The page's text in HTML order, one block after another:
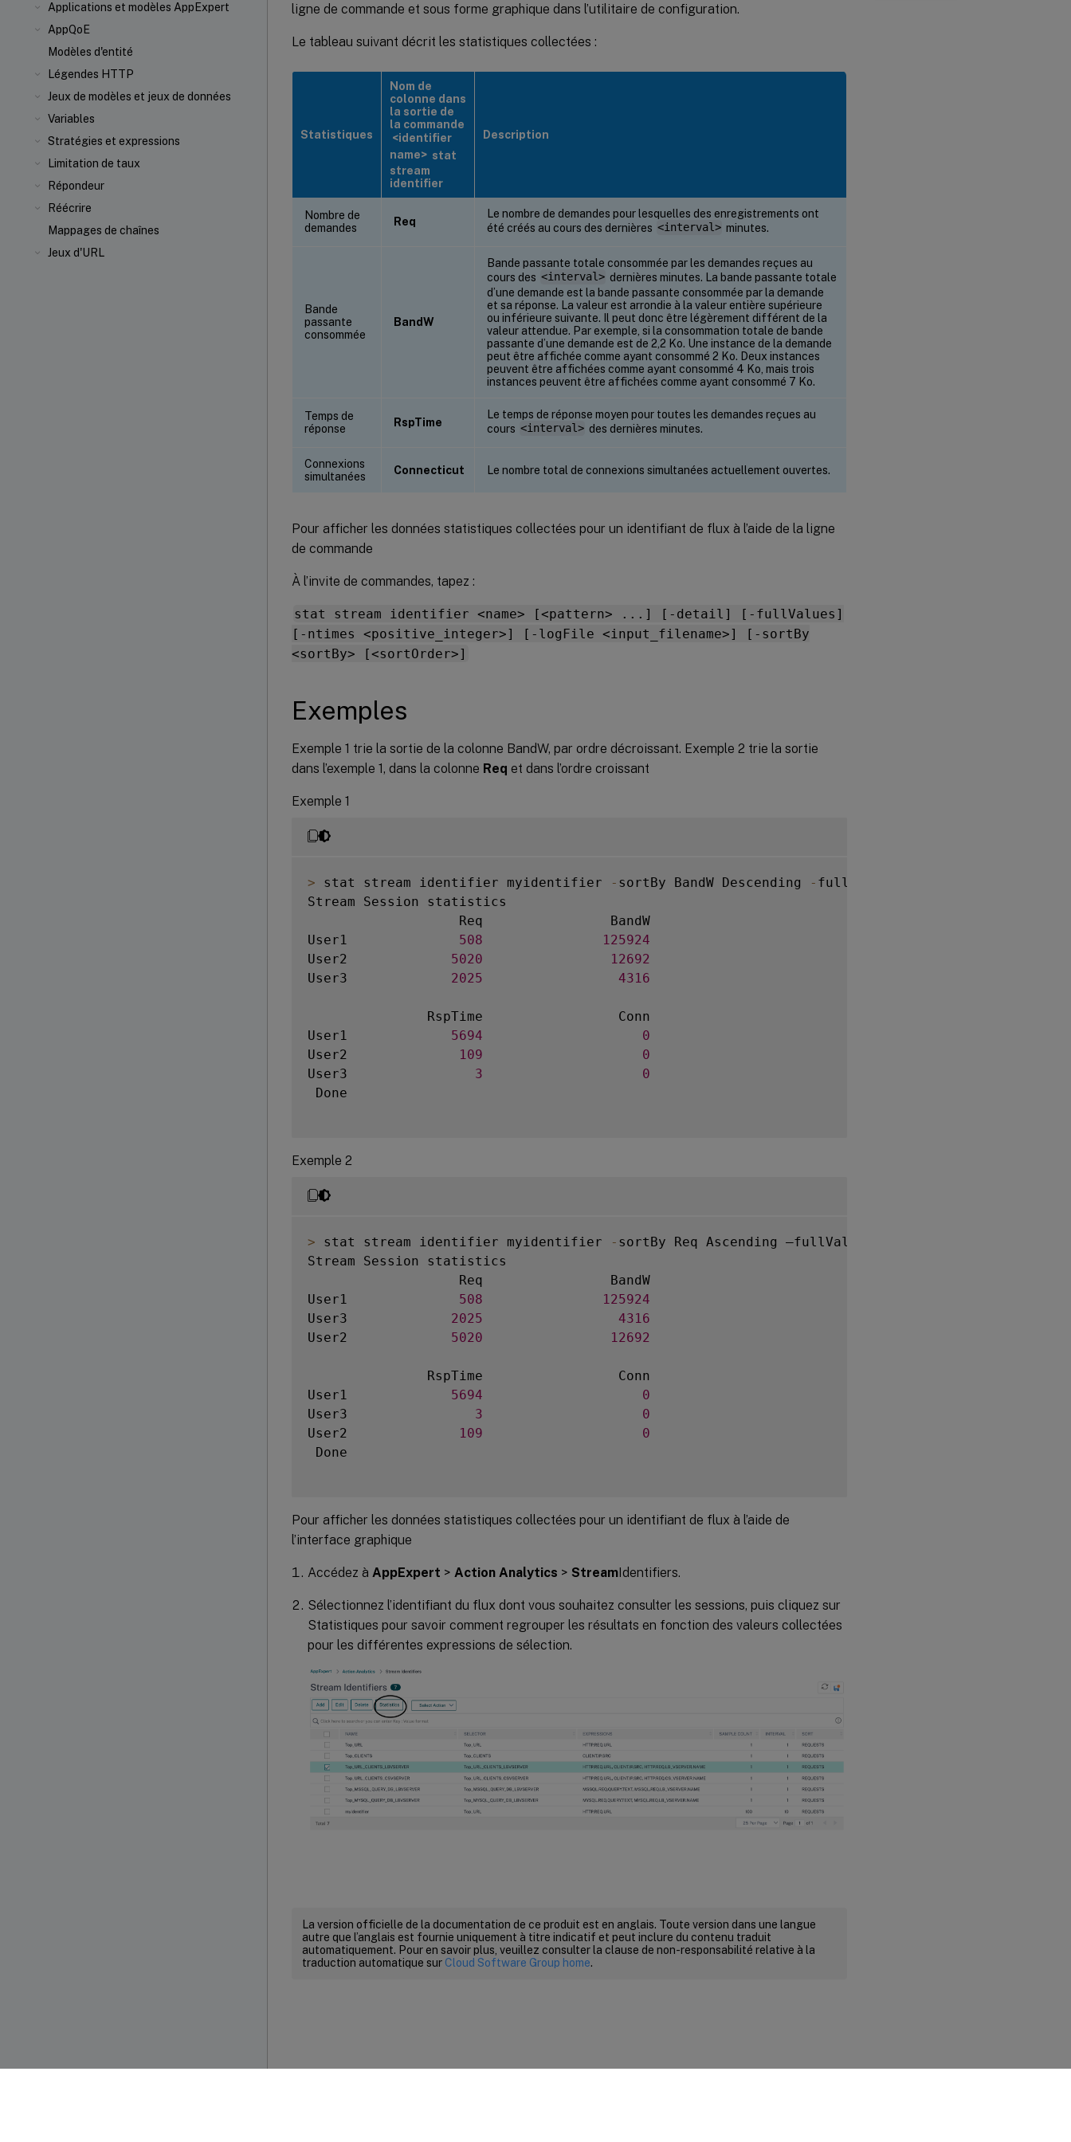
Applications et modèles AppExpert
AppQoE
Modèles d'entité
Légendes HTTP
Jeux de modèles et jeux de données
Variables
Stratégies et expressions
Limitation de taux
Répondeur
Réécrire
Mappages de chaînes
Jeux d'URL
ligne de commande et sous forme graphique dans l’utilitaire de configuration.
Le tableau suivant décrit les statistiques collectées :
Statistiques
Nom de
colonne dans
la sortie de
la commande
<identifier
name> stat
stream
identifier
Description
Nombre de
demandes
Req
Le nombre de demandes pour lesquelles des enregistrements ont
été créés au cours des dernières <interval> minutes.
Bande
passante
consommée
BandW
Bande passante totale consommée par les demandes reçues au
cours des <interval> dernières minutes. La bande passante totale
d’une demande est la bande passante consommée par la demande
et sa réponse. La valeur est arrondie à la valeur entière supérieure
ou inférieure suivante. Il peut donc être légèrement différent de la
valeur attendue. Par exemple, si la consommation totale de bande
passante d’une demande est de 2,2 Ko. Une instance de la demande
peut être affichée comme ayant consommé 2 Ko. Deux instances
peuvent être affichées comme ayant consommé 4 Ko, mais trois
instances peuvent être affichées comme ayant consommé 7 Ko.
Temps de
réponse
RspTime
Le temps de réponse moyen pour toutes les demandes reçues au
cours <interval> des dernières minutes.
Connexions
simultanées
Connecticut Le nombre total de connexions simultanées actuellement ouvertes.
Pour afficher les données statistiques collectées pour un identifiant de flux à l’aide de la ligne
de commande
À l’invite de commandes, tapez :
stat stream identifier <name> [<pattern> ...] [-detail] [-fullValues]
[-ntimes <positive_integer>] [-logFile <input_filename>] [-sortBy
<sortBy> [<sortOrder>]
Exemples
Exemple 1 trie la sortie de la colonne BandW, par ordre décroissant. Exemple 2 trie la sortie
dans l’exemple 1, dans la colonne Req et dans l’ordre croissant
Exemple 1
> stat stream identifier myidentifier - sortBy BandW Descending - fullValues
Stream Session statistics
                   Req                BandW
User1 508
125924
User2 5020
12692
User3 2025 4316
               RspTime                 Conn
User1 5694
0
User2
109
0
User3 3
0
Done
Exemple 2
> stat stream identifier myidentifier - sortBy Req Ascending –fullValues
Stream Session statistics
                   Req                BandW
User1 508
125924
User3 2025
4316
User2 5020 12692
               RspTime                 Conn
User1 5694
0
User3 3
0
User2
109
0
Done
Pour afficher les données statistiques collectées pour un identifiant de flux à l’aide de
l’interface graphique
Accédez à AppExpert > Action Analytics > StreamIdentifiers.
Sélectionnez l’identifiant du flux dont vous souhaitez consulter les sessions, puis cliquez sur
Statistiques pour savoir comment regrouper les résultats en fonction des valeurs collectées
pour les différentes expressions de sélection.
La version officielle de la documentation de ce produit est en anglais. Toute version dans une langue
autre que l’anglais est fournie uniquement à titre indicatif et peut inclure du contenu traduit
automatiquement. Pour en savoir plus, veuillez consulter la clause de non-responsabilité relative à la
traduction automatique sur Cloud Software Group home.